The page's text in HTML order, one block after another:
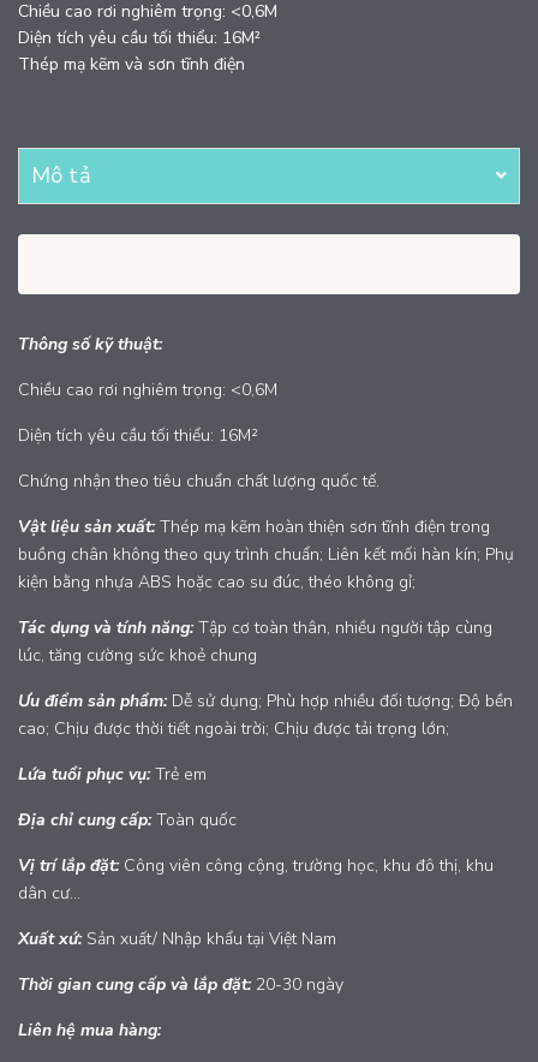
Chiều cao rơi nghiêm trọng: <0,6M
Diện tích yêu cầu tối thiểu: 16M²
Thép mạ kẽm và sơn tĩnh điện
Mô tả
Thông số kỹ thuật:
Chiều cao rơi nghiêm trọng: <0,6M
Diện tích yêu cầu tối thiểu: 16M²
Chứng nhận theo tiêu chuẩn chất lượng quốc tế.
Vật liệu sản xuất:Thép mạ kẽm hoàn thiện sơn tĩnh điện trong
buồng chân không theo quy trình chuẩn; Liên kết mối hàn kín; Phụ
kiện bằng nhựa ABS hoặc cao su đúc, théo không gỉ;
Tác dụng và tính năng:Tập cơ toàn thân, nhiều người tập cùng
lúc, tăng cường sức khoẻ chung
Ưu điểm sản phẩm:Dễ sử dụng; Phù hợp nhiều đối tượng; Độ bền
cao; Chịu được thời tiết ngoài trời; Chịu được tải trọng lớn;
Lứa tuổi phục vụ:Trẻ em
Địa chỉ cung cấp:Toàn quốc
Vị trí lắp đặt:Công viên công cộng, trường học, khu đô thị, khu
dân cư...
Xuất xứ:Sản xuất/ Nhập khẩu tại Việt Nam
Thời gian cung cấp và lắp đặt: 20-30 ngày
Liên hệ mua hàng: